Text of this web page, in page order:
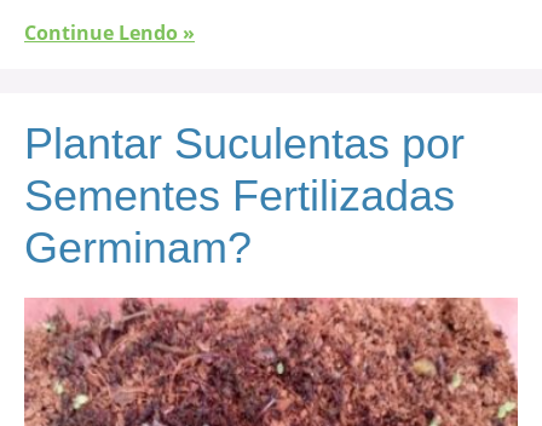
Continue Lendo »
Plantar Suculentas por
Sementes Fertilizadas
Germinam?